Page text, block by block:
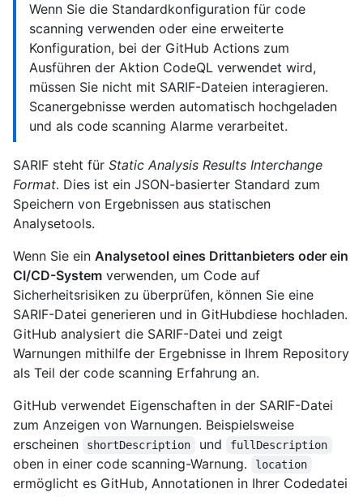
Wenn Sie die Standardkonfiguration für code
scanning verwenden oder eine erweiterte
Konfiguration, bei der GitHub Actions zum
Ausführen der Aktion CodeQL verwendet wird,
müssen Sie nicht mit SARIF-Dateien interagieren.
Scanergebnisse werden automatisch hochgeladen
und als code scanning Alarme verarbeitet.
SARIF steht für Static Analysis Results Interchange
Format. Dies ist ein JSON-basierter Standard zum
Speichern von Ergebnissen aus statischen
Analysetools.
Wenn Sie ein Analysetool eines Drittanbieters oder ein
CI/CD-System verwenden, um Code auf
Sicherheitsrisiken zu überprüfen, können Sie eine
SARIF-Datei generieren und in GitHubdiese hochladen.
GitHub analysiert die SARIF-Datei und zeigt
Warnungen mithilfe der Ergebnisse in Ihrem Repository
als Teil der code scanning Erfahrung an.
GitHub verwendet Eigenschaften in der SARIF-Datei
zum Anzeigen von Warnungen. Beispielsweise
erscheinen
shortDescription und fullDescription
oben in einer code scanning-Warnung. location
ermöglicht es GitHub, Annotationen in Ihrer Codedatei